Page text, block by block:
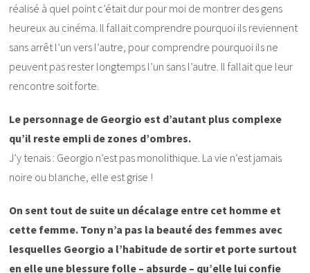
réalisé à quel point c’était dur pour moi de montrer des gens
heureux au cinéma. Il fallait comprendre pourquoi ils reviennent
sans arrêt l’un vers l’autre, pour comprendre pourquoi ils ne
peuvent pas rester longtemps l’un sans l’autre. Il fallait que leur
rencontre soit forte.
Le personnage de Georgio est d’autant plus complexe
qu’il reste empli de zones d’ombres.
J’y tenais : Georgio n’est pas monolithique. La vie n’est jamais
noire ou blanche, elle est grise !
On sent tout de suite un décalage entre cet homme et
cette femme. Tony n’a pas la beauté des femmes avec
lesquelles Georgio a l’habitude de sortir et porte surtout
en elle une blessure folle – absurde – qu’elle lui confie